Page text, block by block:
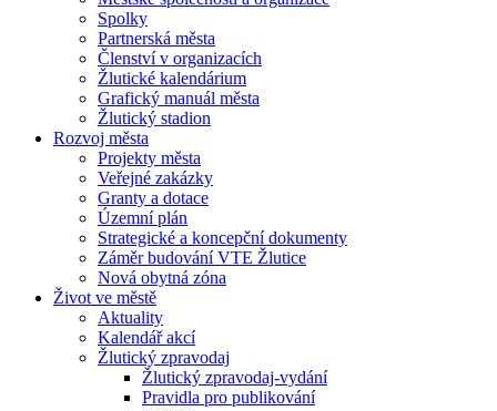
Spolky
Partnerská města
Členství v organizacích
Žlutické kalendárium
Grafický manuál města
Žlutický stadion
Rozvoj města
Projekty města
Veřejné zakázky
Granty a dotace
Územní plán
Strategické a koncepční dokumenty
Záměr budování VTE Žlutice
Nová obytná zóna
Život ve městě
Aktuality
Kalendář akcí
Žlutický zpravodaj
Žlutický zpravodaj-vydání
Pravidla pro publikování